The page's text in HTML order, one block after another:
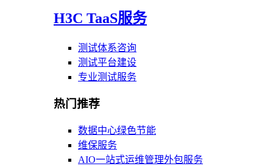
H3C TaaS服务
测试体系咨询
测试平台建设
专业测试服务
热门推荐
数据中心绿色节能
维保服务
AIO一站式运维管理外包服务